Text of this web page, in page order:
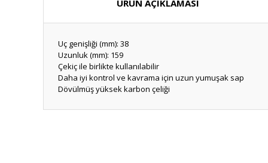
ÜRÜN AÇIKLAMASI
Uç genişliği (mm): 38
Uzunluk (mm): 159
Çekiç ile birlikte kullanılabilir
Daha iyi kontrol ve kavrama için uzun yumuşak sap
Dövülmüş yüksek karbon çeliği